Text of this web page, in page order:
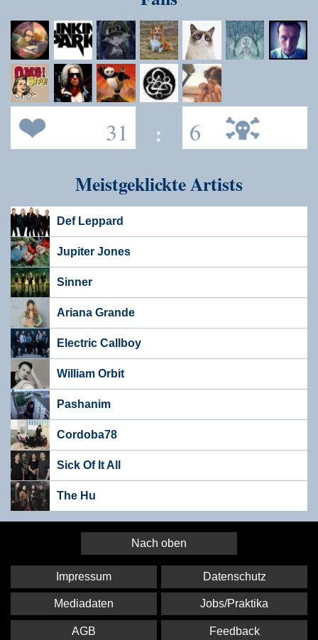
31 : 6
Meistgeklickte Artists
Def Leppard
Jupiter Jones
Sinner
Ariana Grande
Electric Callboy
William Orbit
Pashanim
Cordoba78
Sick Of It All
The Hu
Nach oben
Impressum Datenschutz
Mediadaten Jobs/Praktika
AGB Feedback